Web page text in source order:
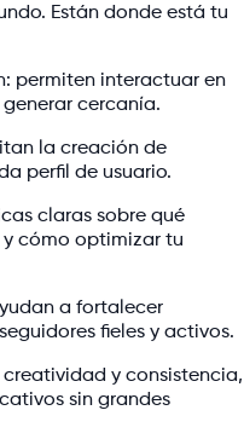
Están donde está tu
permiten interactuar en
cercanía.
la creación de
perfil de usuario.
claras sobre qué
cómo optimizar tu
a fortalecer
fieles y activos.
y consistencia,
sin grandes